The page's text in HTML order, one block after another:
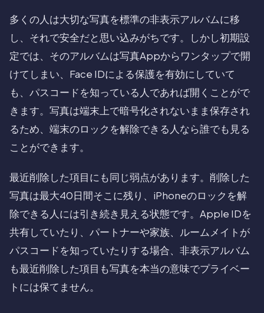
多くの人は大切な写真を標準の非表示アルバムに移
し、それで安全だと思い込みがちです。しかし初期設
定では、そのアルバムは写真Appからワンタップで開
けてしまい、Face IDによる保護を有効にしていて
も、パスコードを知っている人であれば開くことがで
きます。写真は端末上で暗号化されないまま保存され
るため、端末のロックを解除できる人なら誰でも見る
ことができます。
最近削除した項目にも同じ弱点があります。削除した
写真は最大40日間そこに残り、iPhoneのロックを解
除できる人には引き続き見える状態です。Apple IDを
共有していたり、パートナーや家族、ルームメイトが
パスコードを知っていたりする場合、非表示アルバム
も最近削除した項目も写真を本当の意味でプライベー
トには保てません。